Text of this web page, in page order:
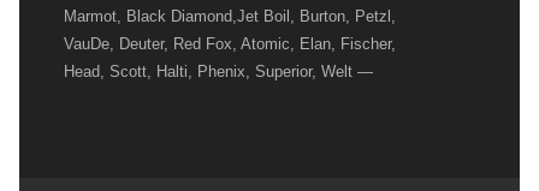
Marmot, Black Diamond,Jet Boil, Burton, Petzl,
VauDe, Deuter, Red Fox, Atomic, Elan, Fischer,
Head, Scott, Halti, Phenix, Superior, Welt —